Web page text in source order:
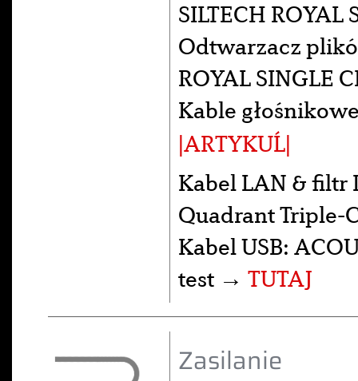
SILTECH
Odtwarzacz
ROYAL SINGLE
Kable
|ARTYKUĹ|
Kabel LAN & filtr
Quadrant Triple-
Kabel USB:
test → TUTAJ
Zasilanie